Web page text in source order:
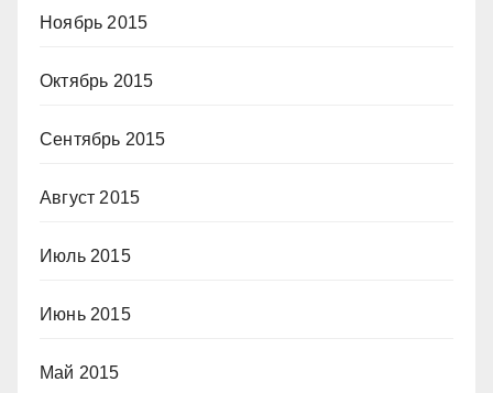
Ноябрь 2015
Октябрь 2015
Сентябрь 2015
Август 2015
Июль 2015
Июнь 2015
Май 2015